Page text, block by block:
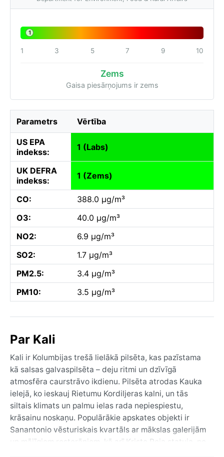
1
1 3 5 7 9 10
Zems
Gaisa piesārņojums ir zems
Parametrs Vērtība
US EPA
indekss:
1 (Labs)
UK DEFRA
indekss:
1 (Zems)
CO:
388.0 µg/m³
O3:
40.0 µg/m³
NO2:
6.9 µg/m³
SO2:
1.7 µg/m³
PM2.5:
3.4 µg/m³
PM10:
3.5 µg/m³
Par Kali
Kali ir Kolumbijas trešā lielākā pilsēta, kas pazīstama
kā salsas galvaspilsēta – deju ritmi un dzīvīgā
atmosfēra caurstrāvo ikdienu. Pilsēta atrodas Kauka
ielejā, ko ieskauj Rietumu Kordiljeras kalni, un tās
siltais klimats un palmu ielas rada nepiespiestu,
krāsainu noskaņu. Populārākie apskates objekti ir
Sanantonio vēsturiskais kvartāls ar mākslas galerijām
un mājīgiem restorāniem, kā arī Kristo Reja statuja, no